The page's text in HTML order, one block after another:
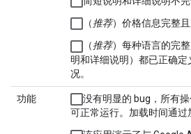
（推荐）价格信息完整且
（推荐）每种语言的完
明和详细说明）都已正确
况。
功能
没有明显的 bug，所有
可正常运行。加载时间通过